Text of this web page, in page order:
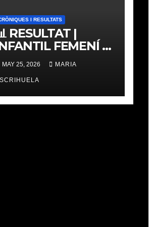
I RESULTATS
RESULTAT |
FEMENÍ 1ª
📊
MAY 25, 2026 MARIA